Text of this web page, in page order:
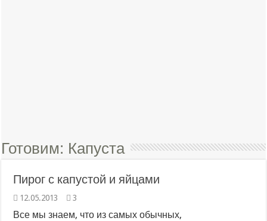
Готовим: Капуста
Пирог с капустой и яйцами
12.05.2013 3
Все мы знаем, что из самых обычных,